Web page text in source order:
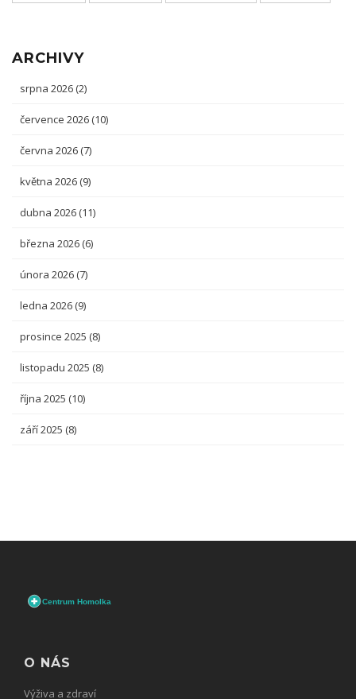
ARCHIVY
srpna 2026 (2)
července 2026 (10)
června 2026 (7)
května 2026 (9)
dubna 2026 (11)
března 2026 (6)
února 2026 (7)
ledna 2026 (9)
prosince 2025 (8)
listopadu 2025 (8)
října 2025 (10)
září 2025 (8)
O NÁS
Výživa a zdraví